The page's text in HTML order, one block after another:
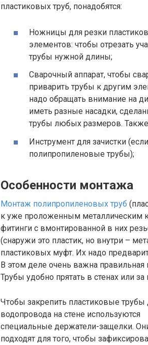
пластиковых труб, понадобятся:
Ножницы для резки
элементов: чтобы отрезать
трубы нужной длины;
Сварочный аппарат, чтобы
приварить трубы к другим
надо обращать внимание на
иметь разные насадки,
трубы любых размеров.
Инструмент для зачистки
полипропиленовые трубы);
Особенности монтажа
Монтаж полипропиленовых труб
к уже проложенным металлическим
фитинги с вмонтированной в них
(снаружи это пластик, но внутри –
пластиковых муфт. Их надо
В этом деле очень важна правильная
Трубы удобно прятать в стенах или за
Чтобы закрепить пластиковые трубы
водопровода на стене используются
специальные держатели-защелки.
подходят для того, чтобы